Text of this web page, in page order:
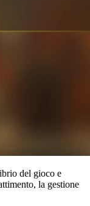
del gioco e
la gestione